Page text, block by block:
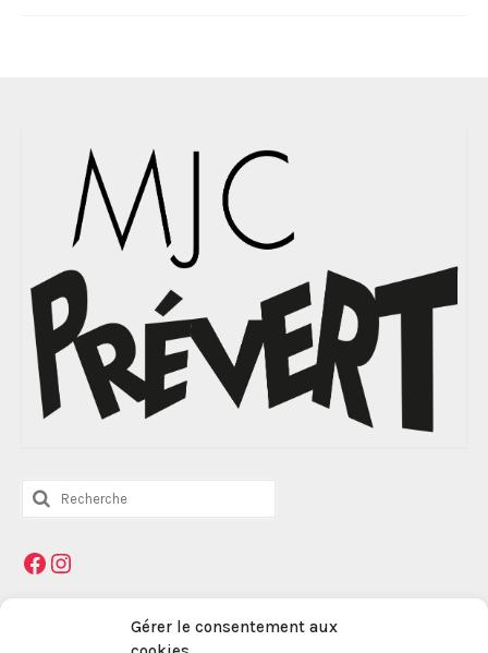
Gérer le consentement aux
Rechercher
:
Facebook
Instagram
Mentions légales